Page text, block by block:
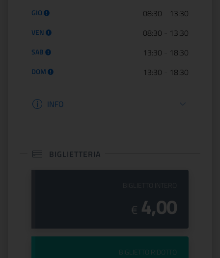
GIO 08:30 13:30
VEN 08:30 13:30
SAB 13:30 18:30
DOM 13:30 18:30
Informazioni apertura
INFO
BIGLIETTERIA
€ 4,00
PREZZO DEL
BIGLIETTO RIDOTTO